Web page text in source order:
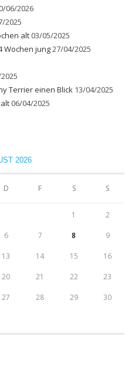
06/2026
2025
alt 03/05/2025
Wochen jung27/04/2025
Terrier einen Blick 13/04/2025
06/04/2025
2026
D F S S
1 2
6 7 8 9
13 14 15 16
20 21 22 23
27 28 29 30